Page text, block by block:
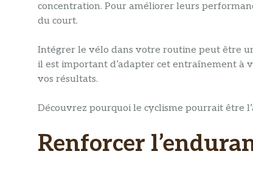
concentration. Pour améliorer leurs
du court.
Intégrer le vélo dans votre routine peut être
il est important d’adapter cet entraînement à
vos résultats.
Découvrez pourquoi le cyclisme pourrait être
Renforcer